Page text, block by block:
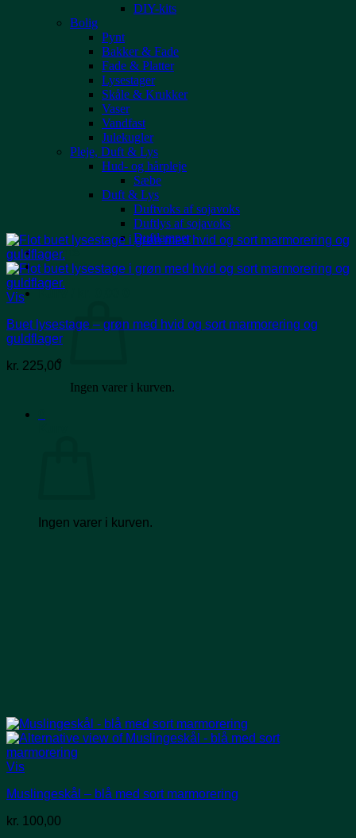
DIY-kits
Bolig
Pynt
Bakker & Fade
Fade & Platter
Lysestager
Skåle & Krukker
Vaser
Vandfast
Julekugler
Pleje, Duft & Lys
Hud- og hårpleje
Sæbe
Duft & Lys
Duftvoks af sojavoks
Duftlys af sojavoks
Duftlamper
Events
Kontakt
Kurv /
Ingen varer i kurven.
Ingen varer i kurven.
Vis
Buet lysestage – grøn med hvid og sort marmorering og
guldflager
kr. 225,00
Vis
Muslingeskål – blå med sort marmorering
kr. 100,00